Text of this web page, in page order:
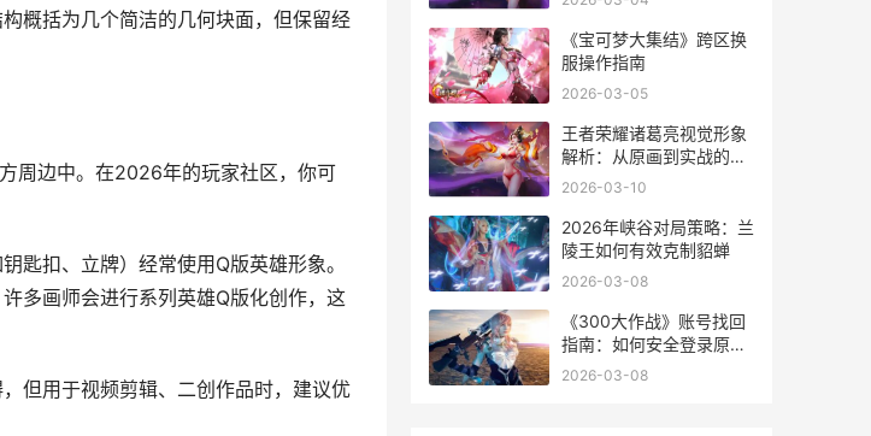
概括为几个简洁的几何块面，但保留经
周边中。在2026年的玩家社区，你可
匙扣、立牌）经常使用Q版英雄形象。
多画师会进行系列英雄Q版化创作，这
但用于视频剪辑、二创作品时，建议优
《宝可梦大集结》跨区换
服操作指南
2026-03-05
王者荣耀诸葛亮视觉形象
解析：从原画到实战的视
觉语言
2026-03-10
2026年峡谷对局策略：兰
陵王如何有效克制貂蝉
2026-03-08
《300大作战》账号找回
指南：如何安全登录原有
角色
2026-03-08